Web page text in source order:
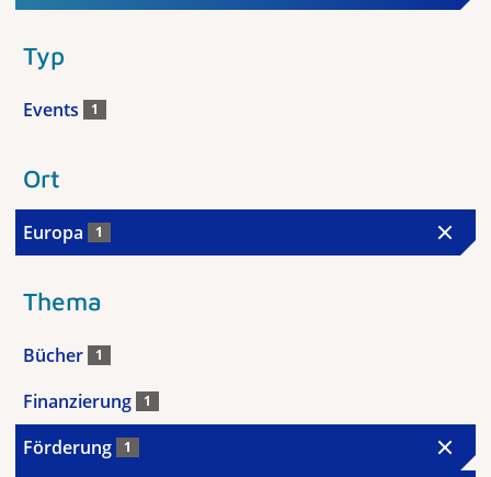
Typ
Events 1
Ort
Europa 1
Thema
Bücher 1
Finanzierung 1
Förderung 1